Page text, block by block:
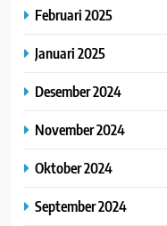
Februari 2025
Januari 2025
Desember 2024
November 2024
Oktober 2024
September 2024